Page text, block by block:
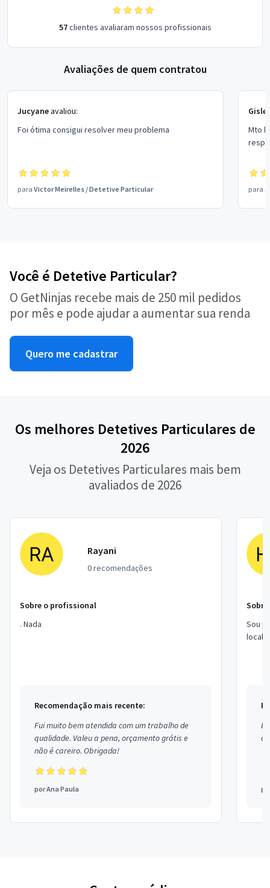
57clientes avaliaram nossos profissionais
Avaliações de quem contratou
Jucyaneavaliou:
Foi ótima consigui resolver meu problema
para Victor Meirelles /Detetive Particular
Mto
para
Você é Detetive Particular?
O GetNinjas recebe mais de 250 mil pedidos
por mês e pode ajudar a aumentar sua renda
Quero me cadastrar
Os melhores Detetives Particulares de
2026
Veja os Detetives Particulares mais bem
avaliados de 2026
Rayani
0 recomendações
Sobre o profissional
. Nada
Recomendação mais recente:
Fui muito bem atendida com um trabalho de
qualidade. Valeu a pena, orçamento grátis e
não é careiro. Obrigada!
porAna Paula
Sou